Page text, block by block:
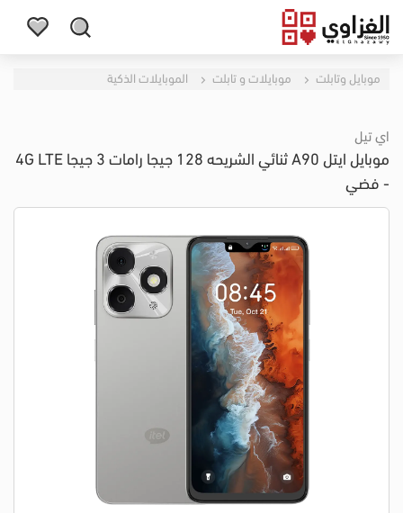
موبايل وتابلت موبايلات و تابلت الموبايلات الذكية
اي تيل
موبايل ايتل A90 ثنائي الشريحه 128 جيجا رامات 3 جيجا 4G LTE
- فضي